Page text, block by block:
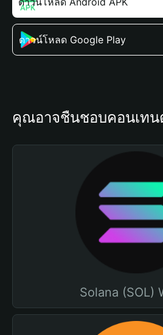
ดาวน์โหลด Google Play
คุณอาจชื่นชอบคอนเทน
Solana (SOL)